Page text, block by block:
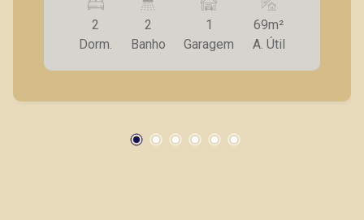
Sacada; - Cozinha; - 1 vaga de garagem; - Fundo,
face sombra. A Piramid tem como objetivo
atender seus clientes com agilidade e
segurança, em locação, vendas de imóveis
lançamentos da cidade de Ribeirão Preto.
2
Dorm.
2
Banho
1
Garagem
69m²
A. Útil